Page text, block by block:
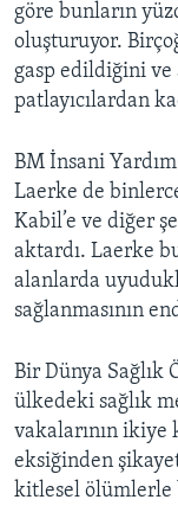
göre bunların
oluşturuyor.
gasp edildiğini ve
patlayıcılardan
BM İnsani
Laerke de
Kabil’e ve diğer
aktardı. Laerke
alanlarda
sağlanmasının
Bir Dünya Sağlık
ülkedeki sağlık
vakalarının ikiye
eksiğinden
kitlesel ölümlerle